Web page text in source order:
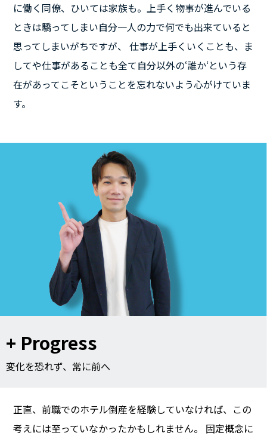
に働く同僚、ひいては家族も。上手く物事が進んでいる
ときは驕ってしまい自分一人の力で何でも出来ていると
思ってしまいがちですが、 仕事が上手くいくことも、ま
してや仕事があることも全て自分以外の‘誰か‘という存
在があってこそということを忘れないよう心がけていま
す。
+ Progress
変化を恐れず、常に前へ
正直、前職でのホテル倒産を経験していなければ、この
考えには至っていなかったかもしれません。 固定概念に